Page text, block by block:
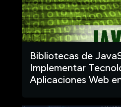
Bibliotecas de
Implementar
Aplicaciones Web